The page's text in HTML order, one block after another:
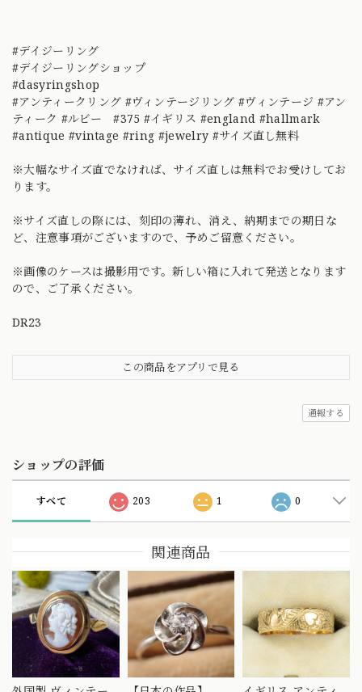
#デイジーリング
#デイジーリングショップ
#dasyringshop
#アンティークリング #ヴィンテージリング #ヴィンテージ #アン
ティーク #ルビー #375 #イギリス #england #hallmark
#antique #vintage #ring #jewelry #サイズ直し無料
※大幅なサイズ直でなければ、サイズ直しは無料でお受けしてお
ります。
※サイズ直しの際には、刻印の薄れ、消え、納期までの期日な
ど、注意事項がございますので、予めご留意ください。
※画像のケースは撮影用です。新しい箱に入れて発送となります
ので、ご了承ください。
DR23
この商品をアプリで見る
通報する
ショップの評価
すべて 203 1 0
関連商品